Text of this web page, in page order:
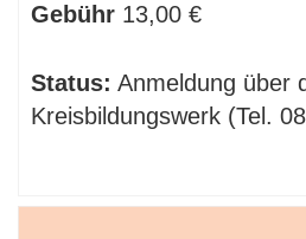
Gebühr 13,00 €
Status: Anmeldung über
Kreisbildungswerk (Tel.